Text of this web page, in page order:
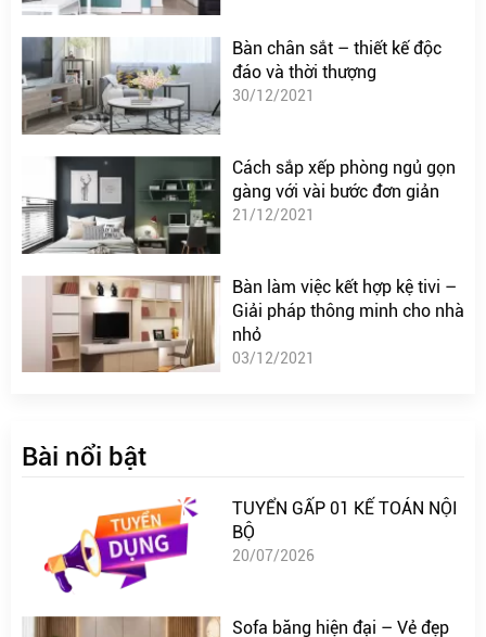
Bàn chân sắt – thiết kế độc
đáo và thời thượng
30/12/2021
Cách sắp xếp phòng ngủ gọn
gàng với vài bước đơn giản
21/12/2021
Bàn làm việc kết hợp kệ tivi –
Giải pháp thông minh cho nhà
nhỏ
03/12/2021
Bài nổi bật
TUYỂN GẤP 01 KẾ TOÁN NỘI
BỘ
20/07/2026
Sofa băng hiện đại – Vẻ đẹp